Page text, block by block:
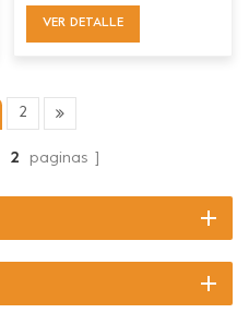
con 10 segmentos
VER DETALLE
2
2 paginas